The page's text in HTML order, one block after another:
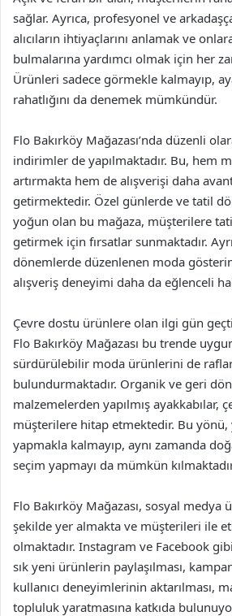
sağlar. Ayrıca, profesyonel ve
alıcıların ihtiyaçlarını anlamak ve
bulmalarına yardımcı olmak için her
Ürünleri sadece görmekle kalmayıp,
rahatlığını da denemek mümkündür.
Flo Bakırköy Mağazası’nda düzenli
indirimler de yapılmaktadır. Bu, hem
artırmakta hem de alışverişi daha
getirmektedir. Özel günlerde ve tatil
yoğun olan bu mağaza, müşterilere
getirmek için fırsatlar sunmaktadır.
dönemlerde düzenlenen moda
alışveriş deneyimi daha da eğlenceli
Çevre dostu ürünlere olan ilgi gün
Flo Bakırköy Mağazası bu trende
sürdürülebilir moda ürünlerini de
bulundurmaktadır. Organik ve geri
malzemelerden yapılmış ayakkabılar,
müşterilere hitap etmektedir. Bu yönü,
yapmakla kalmayıp, aynı zamanda
seçim yapmayı da mümkün
Flo Bakırköy Mağazası, sosyal
şekilde yer almakta ve müşterileri ile
olmaktadır. Instagram ve Facebook
sık yeni ürünlerin paylaşılması,
kullanıcı deneyimlerinin aktarılması,
topluluk yaratmasına katkıda